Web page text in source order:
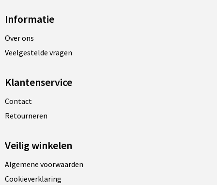
Informatie
Over ons
Veelgestelde vragen
Klantenservice
Contact
Retourneren
Veilig winkelen
Algemene voorwaarden
Cookieverklaring